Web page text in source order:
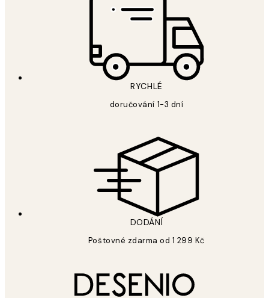
RYCHLÉ
doručování 1-3 dní
DODÁNÍ
Poštovné zdarma od 1 299 Kč